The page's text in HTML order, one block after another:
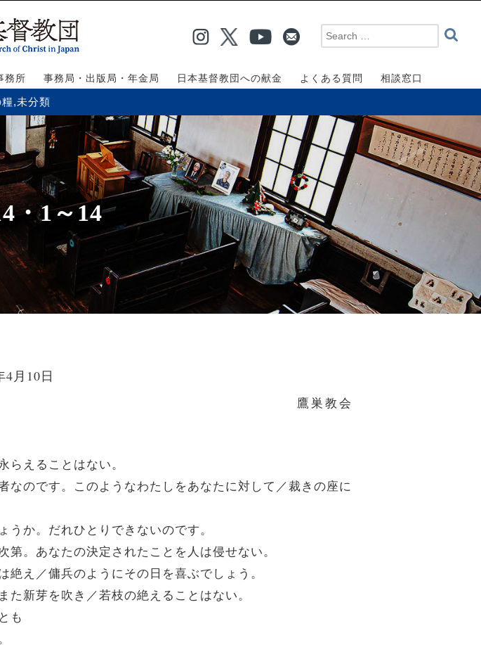
務所 事務局・出版局・年金局 日本基督教団への献金 よくある質問 相談窓口
,未分類
・1～14
4月10日
鷹巣教会
らえることはない。
のです。このようなわたしをあなたに対して／裁きの座に
か。だれひとりできないのです。
。あなたの決定されたことを人は侵せない。
え／傭兵のようにその日を喜ぶでしょう。
新芽を吹き／若枝の絶えることはない。
も